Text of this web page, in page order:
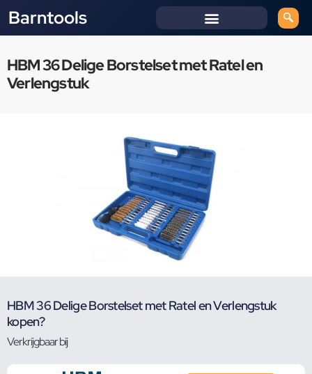
Barntools
HBM 36 Delige Borstelset met Ratel en
Verlengstuk
HBM 36 Delige Borstelset met Ratel en Verlengstuk
kopen?
Verkrijgbaar bij